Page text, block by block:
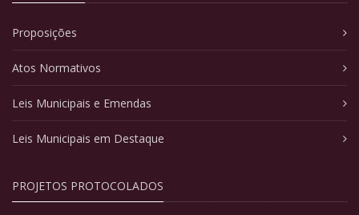
Proposições
Atos Normativos
Leis Municipais e Emendas
Leis Municipais em Destaque
PROJETOS PROTOCOLADOS